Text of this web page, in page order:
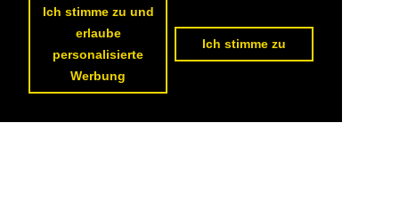
Ich stimme zu und
erlaube
personalisierte
Werbung
Ich stimme zu